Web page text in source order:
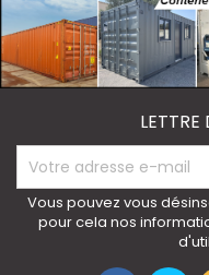
Vous pouvez vous
pour cela nos